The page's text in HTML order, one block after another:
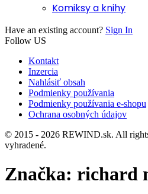
Komiksy a knihy
Have an existing account? Sign In
Follow US
Kontakt
Inzercia
Nahlásiť obsah
Podmienky používania
Podmienky používania e-shopu
Ochrana osobných údajov
© 2015 - 2026 REWIND.sk. All
vyhradené.
Značka: richard